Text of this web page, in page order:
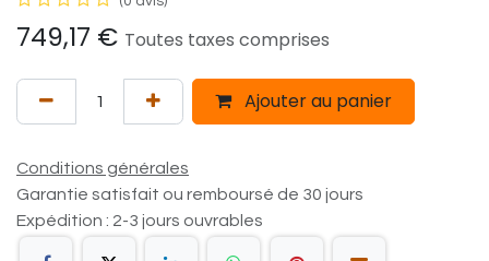
749,17 € Toutes taxes comprises
Ajouter au panier
Conditions générales
Garantie satisfait ou remboursé de 30 jours
Expédition : 2-3 jours ouvrables